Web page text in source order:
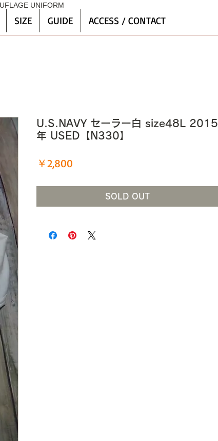
UNIFORM
SIZE GUIDE ACCESS / CONTACT
U.S.NAVY セーラー白 size48L 2015
年 USED【N330】
￥2,800
SOLD OUT